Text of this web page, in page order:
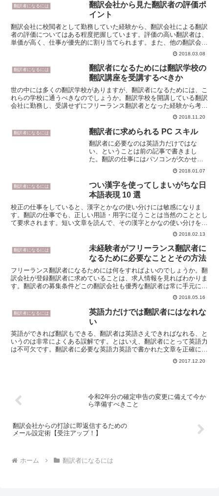
翻訳者になるには
翻訳会社から見た翻訳者の評価ポ
イント
翻訳会社に校閲者として勤務していた経験から、翻訳会社による翻訳
者の評価についてはある程度把握しています。評価の高い翻訳者は、
単価が高く、仕事が優先的に割り当てられます。また、他の翻訳会社
に引き抜かれないよう、いろいろと優遇されます。そんな翻...2018.03.08
翻訳者になるには
翻訳者になるためには翻訳学校の
翻訳講座を受講するべきか
世の中には多くの翻訳学校がありますが、翻訳者になるためには、こ
れらの学校に通うべきなのでしょうか。翻訳学校を開講している翻訳
会社に勤務し、受講せずにフリーランス翻訳者となった経験から考え
てみたいと思います。翻訳学校の実態と翻訳者へのルートま...2018.11.20
翻訳者になるには 翻訳者に求められる PC スキル
翻訳者に必要なのは英語力だけではな
い、ということは前の記事で書きまし
た。翻訳の仕事にはパソコンが欠かせな
いため、PC スキルも当然必要になってき
ます。翻訳分野によって IT 化の進展具合
はさまざまですが、 ここでは私の翻訳環
境において要求さ...
2018.01.07
翻訳者になるには
つい漢字を使ってしまいがちな日
本語表現 10 選
校正の仕事をしていると、漢字とかなの使い分けには敏感になりま
す。翻訳の仕事でも、正しい用語・用字に従うことは当然のこととし
て要求されます。短い文章を読んで、その漢字とかなの使い分けを見
れば、プロの物書きが書いた文章かどうかはすぐにわかります...2018.02.13
翻訳者になるには
未経験者がフリーランス翻訳者に
なるために必要なこととその方法
フリーランス翻訳者になるためには何をすればよいのでしょうか。翻
訳会社が登録翻訳者に求めていることは、求人情報を見ればわかりま
す。翻訳者の募集条件どこの翻訳会社も優秀な翻訳者は常に手元に確
保しておきたいため、常時募集をかけているところがほとん...2018.05.16
翻訳者になるには
英語力だけでは翻訳者にはなれな
い
英語ができれば翻訳もできる、翻訳者は英語さえできればなれる、と
いうのは非常によくある誤解です。とはいえ、翻訳者にとって英語力
は不可欠です。翻訳者に必要な英語力英語で書かれた文章を正確に理
2017.12.20
令和2年分の確定申告の変更に備えて今か
ら準備すべきこと
翻訳会社からの打診に即返信するための
メール設定術【受注アップ！】
ホーム 翻訳者になるには